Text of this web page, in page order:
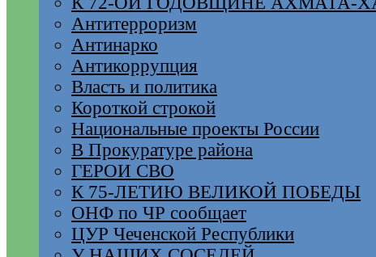
Антитерроризм
Антинарко
Антикоррупция
Власть и политика
Короткой строкой
Национальные проекты России
В Прокуратуре района
ГЕРОИ СВО
К 75-ЛЕТИЮ ВЕЛИКОЙ ПОБЕДЫ
ОНФ по ЧР сообщает
ЦУР Чеченской Республики